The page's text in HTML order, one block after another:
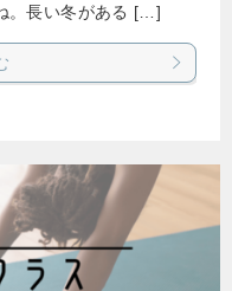
。長い冬がある […]